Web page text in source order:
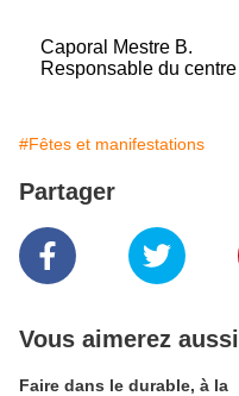
Caporal Mestre B.
Responsable du centre
#Fêtes et manifestations
Partager
Vous aimerez aussi
Faire dans le durable, à la